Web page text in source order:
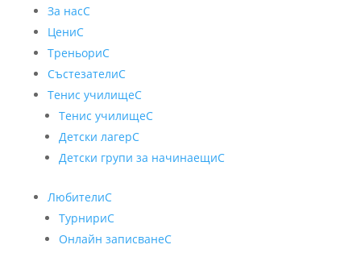
За насC
ЦениC
ТреньориC
СъстезателиC
Тенис училищеC
Тенис училищеC
Детски лагерC
Детски групи за начинаещиC
ЛюбителиC
ТурнириC
Онлайн записванеC